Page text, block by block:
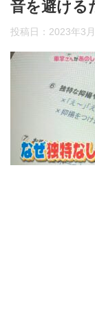
音を避ける
投稿日： 2023年3